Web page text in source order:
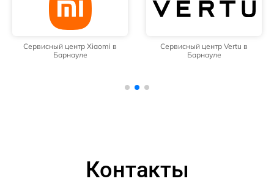
Сервисный центр Xiaomi в
Барнауле
Сервисный центр Vertu в
Барнауле
Контакты